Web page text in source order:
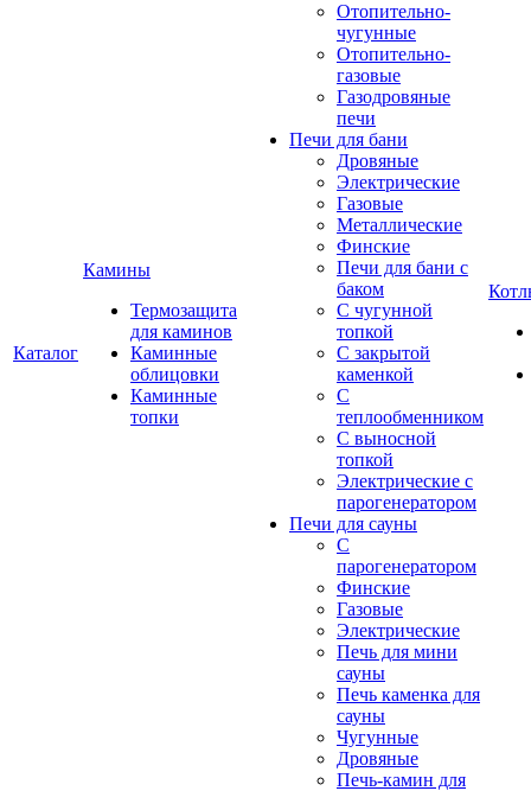
Каталог
Камины
Термозащита
для каминов
Каминные
облицовки
Каминные
топки
Отопительно-
чугунные
Отопительно-
газовые
Газодровяные
печи
Печи для бани
Дровяные
Электрические
Газовые
Металлические
Финские
Печи для бани с
баком
С чугунной
топкой
С закрытой
каменкой
С
теплообменником
С выносной
топкой
Электрические с
парогенератором
Печи для сауны
С
парогенератором
Финские
Газовые
Электрические
Печь для мини
сауны
Печь каменка для
сауны
Чугунные
Дровяные
Печь-камин для